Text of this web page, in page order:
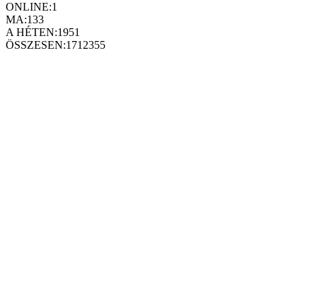
ONLINE:1
MA:133
A HÉTEN:1951
ÖSSZESEN:1712355